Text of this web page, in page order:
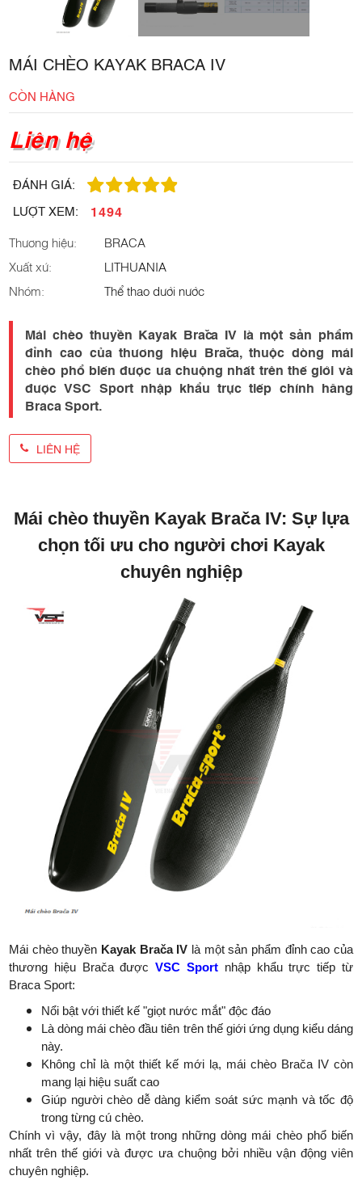
MÁI CHÈO KAYAK BRACA IV
CÒN HÀNG
Liên hệ
ĐÁNH GIÁ:
LƯỢT XEM:
1494
Thương hiệu:
BRACA
Xuất xứ:
LITHUANIA
Nhóm:
Thể thao dưới nước
Mái chèo thuyền Kayak Brača IV là một sản phẩm
đỉnh cao của thương hiệu Brača, thuộc dòng mái
chèo phổ biến được ưa chuộng nhất trên thế giới và
được VSC Sport nhập khẩu trực tiếp chính hãng
Braca Sport.
LIÊN HỆ
Mái chèo thuyền Kayak Brača IV: Sự lựa
chọn tối ưu cho người chơi Kayak
chuyên nghiệp
Mái chèo thuyền Kayak Brača IV là một sản phẩm đỉnh cao của
thương hiệu Brača đượcVSC Sport nhập khẩu trực tiếp từ
Braca Sport:
Nổi bật với thiết kế "giọt nước mắt" độc đáo
Là dòng mái chèo đầu tiên trên thế giới ứng dụng kiểu dáng
này.
Không chỉ là một thiết kế mới lạ, mái chèo Brača IV còn
mang lại hiệu suất cao
Giúp người chèo dễ dàng kiểm soát sức mạnh và tốc độ
trong từng cú chèo.
Chính vì vậy, đây là một trong những dòng mái chèo phổ biến
nhất trên thế giới và được ưa chuộng bởi nhiều vận động viên
chuyên nghiệp.